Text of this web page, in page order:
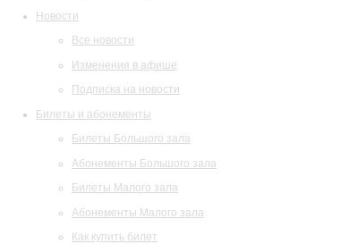
Новости
Все новости
Изменения в афише
Подписка на новости
Билеты и абонементы
Билеты Большого зала
Абонементы Большого зала
Билеты Малого зала
Абонементы Малого зала
Как купить билет